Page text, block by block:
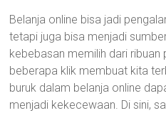
Belanja online bisa jadi
tetapi juga bisa menjadi
kebebasan memilih dari ribuan
beberapa klik membuat kita
buruk dalam belanja online
menjadi kekecewaan. Di sini,